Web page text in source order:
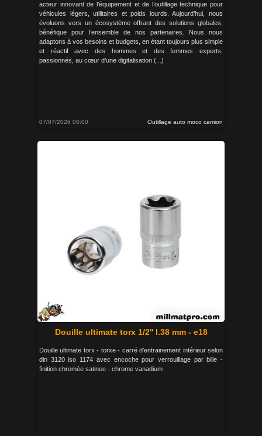
acteur innovant de l’équipement et de l’outillage technique pour
véhicules légers, utilitaires et poids lourds. Aujourd’hui, nous
évoluons vers un écosystème offrant des solutions globales,
bénéfique pour l’ensemble de nos partenaires. Nous nous
adaptons à vos besoins et budgets, en étant toujours plus simple
et réactif avec des hommes et des femmes experts,
passionnés, au cœur d’une digitalisation (...)
07/07/2026 00:00 Outillage auto moco camion
Douille ultimate torx 1/2'' l.38 mm - e18
Douille ultimate torx - torxe - carré d'entrainement intérieur selon
din 3120 iso 1174 avec encoche pour verrouillage par bille -
finition chromée satinee - chrome vanadium